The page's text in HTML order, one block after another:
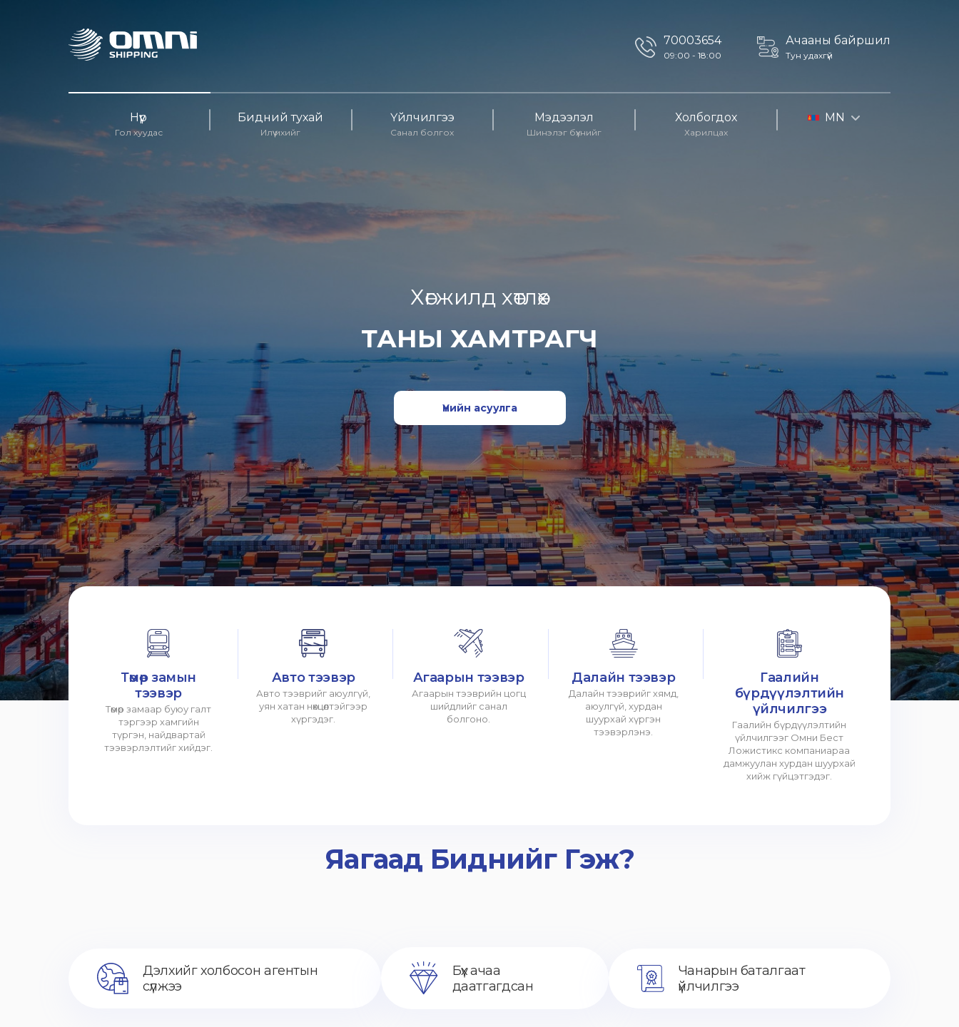
70003654
09:00 - 18:00
Ачааны байршил
Тун удахгүй
Нүүр
Гол хуудас
Бидний тухай
Илүү ихийг
Үйлчилгээ
Санал болгох
Мэдээлэл
Шинэлэг бүхнийг
Холбогдох
Харилцах
MN
Хөгжилд хөтлөх
ТАНЫ ХАМТРАГЧ
Үнийн асуулга
Төмөр замын
тээвэр
Төмөр замаар буюу галт
тэргээр хамгийн
түргэн, найдвартай
тээвэрлэлтийг хийдэг.
Авто тээвэр
Авто тээврийг аюулгүй,
уян хатан нөхцөлтэйгээр
хүргэдэг.
Агаарын тээвэр
Агаарын тээврийн цогц
шийдлийг санал
болгоно.
Далайн тээвэр
Далайн тээврийг хямд,
аюулгүй, хурдан
шуурхай хүргэн
тээвэрлэнэ.
Гаалийн
бүрдүүлэлтийн
үйлчилгээ
Гаалийн бүрдүүлэлтийн
үйлчилгээг Омни Бест
Ложистикс компаниараа
дамжуулан хурдан шуурхай
хийж гүйцэтгэдэг.
Яагаад Биднийг Гэж?
Дэлхийг холбосон агентын
сүлжээ
Бүх ачаа
даатгагдсан
Чанарын баталгаат
үйлчилгээ